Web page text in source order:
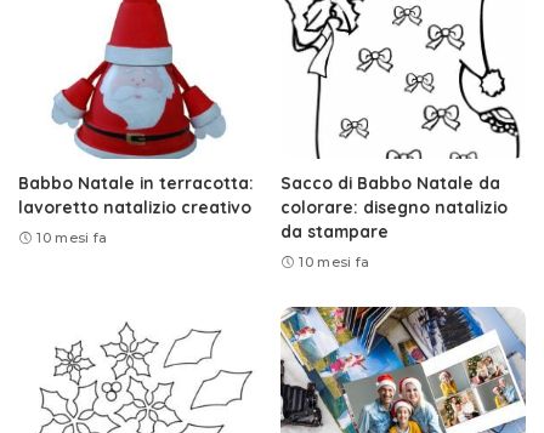
Babbo Natale in terracotta:
lavoretto natalizio creativo
10 mesi fa
Sacco di Babbo Natale da
colorare: disegno natalizio
da stampare
10 mesi fa